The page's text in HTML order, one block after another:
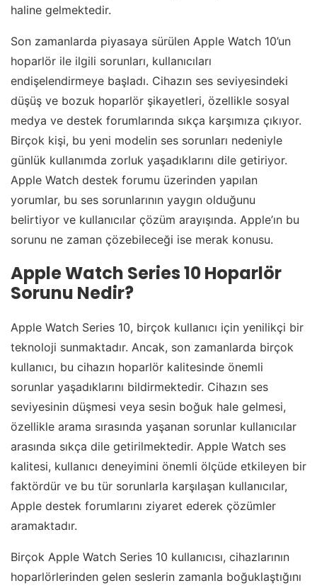
haline gelmektedir.
Son zamanlarda piyasaya sürülen Apple Watch 10’un
hoparlör ile ilgili sorunları, kullanıcıları
endişelendirmeye başladı. Cihazın ses seviyesindeki
düşüş ve bozuk hoparlör şikayetleri, özellikle sosyal
medya ve destek forumlarında sıkça karşımıza çıkıyor.
Birçok kişi, bu yeni modelin ses sorunları nedeniyle
günlük kullanımda zorluk yaşadıklarını dile getiriyor.
Apple Watch destek forumu üzerinden yapılan
yorumlar, bu ses sorunlarının yaygın olduğunu
belirtiyor ve kullanıcılar çözüm arayışında. Apple’ın bu
sorunu ne zaman çözebileceği ise merak konusu.
Apple Watch Series 10 Hoparlör
Sorunu Nedir?
Apple Watch Series 10, birçok kullanıcı için yenilikçi bir
teknoloji sunmaktadır. Ancak, son zamanlarda birçok
kullanıcı, bu cihazın hoparlör kalitesinde önemli
sorunlar yaşadıklarını bildirmektedir. Cihazın ses
seviyesinin düşmesi veya sesin boğuk hale gelmesi,
özellikle arama sırasında yaşanan sorunlar kullanıcılar
arasında sıkça dile getirilmektedir. Apple Watch ses
kalitesi, kullanıcı deneyimini önemli ölçüde etkileyen bir
faktördür ve bu tür sorunlarla karşılaşan kullanıcılar,
Apple destek forumlarını ziyaret ederek çözümler
aramaktadır.
Birçok Apple Watch Series 10 kullanıcısı, cihazlarının
hoparlörlerinden gelen seslerin zamanla boğuklaştığını